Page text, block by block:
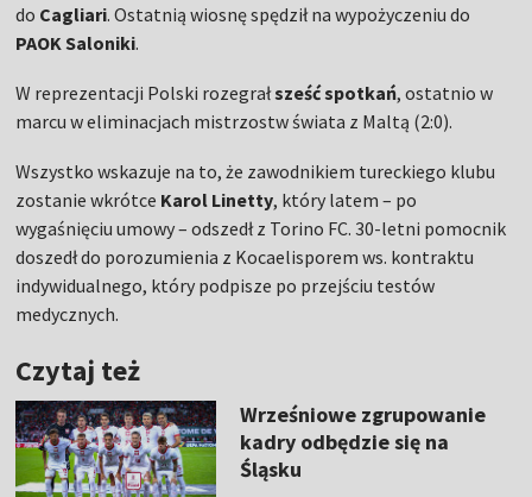
do Cagliari. Ostatnią wiosnę spędził na wypożyczeniu do
PAOK Saloniki.
W reprezentacji Polski rozegrałsześć spotkań, ostatnio w
marcu w eliminacjach mistrzostw świata z Maltą (2:0).
Wszystko wskazuje na to, że zawodnikiem tureckiego klubu
zostanie wkrótce Karol Linetty, który latem – po
wygaśnięciu umowy – odszedł z Torino FC. 30-letni pomocnik
doszedł do porozumienia z Kocaelisporem ws. kontraktu
indywidualnego, który podpisze po przejściu testów
medycznych.
Czytaj też
Wrześniowe zgrupowanie
kadry odbędzie się na
Śląsku